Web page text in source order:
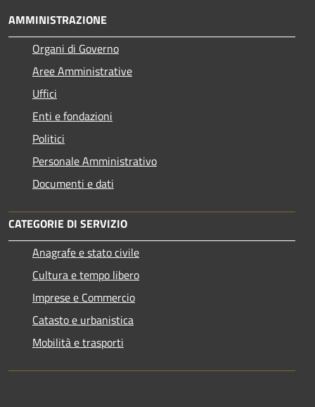
AMMINISTRAZIONE
Organi di Governo
Aree Amministrative
Uffici
Enti e fondazioni
Politici
Personale Amministrativo
Documenti e dati
CATEGORIE DI SERVIZIO
Anagrafe e stato civile
Cultura e tempo libero
Imprese e Commercio
Catasto e urbanistica
Mobilità e trasporti